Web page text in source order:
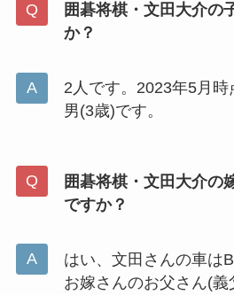
囲碁将棋・文田大介の
か？
2人です。2023年5月
男(3歳)です。
囲碁将棋・文田大介の
ですか？
はい、文田さんの車は
お嫁さんのお父さん(義